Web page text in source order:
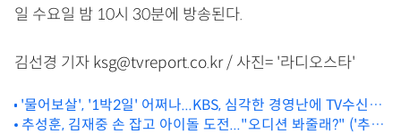
일 수요일 밤 10시 30분에 방송된다.
김선경 기자 ksg@tvreport.co.kr / 사진= '라디오스타'
'물어보살', '1박2일' 어쩌나...KBS, 심각한 경영난에 TV수신료
결합징수 재의결 요청
추성훈, 김재중 손 잡고 아이돌 도전..."오디션 봐줄래?" ('추라